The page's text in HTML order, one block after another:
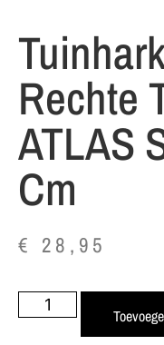
Rechte
ATLAS
Cm
€ 28,95